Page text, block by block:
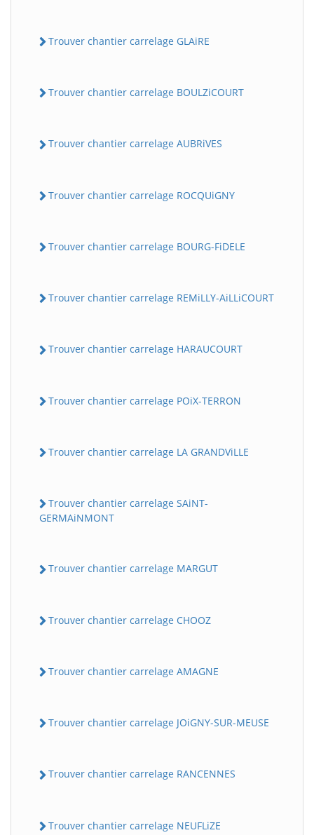
Trouver chantier carrelage GLAiRE
Trouver chantier carrelage BOULZiCOURT
Trouver chantier carrelage AUBRiVES
Trouver chantier carrelage ROCQUiGNY
Trouver chantier carrelage BOURG-FiDELE
Trouver chantier carrelage REMiLLY-AiLLiCOURT
Trouver chantier carrelage HARAUCOURT
Trouver chantier carrelage POiX-TERRON
Trouver chantier carrelage LA GRANDViLLE
Trouver chantier carrelage SAiNT-
GERMAiNMONT
Trouver chantier carrelage MARGUT
Trouver chantier carrelage CHOOZ
Trouver chantier carrelage AMAGNE
Trouver chantier carrelage JOiGNY-SUR-MEUSE
Trouver chantier carrelage RANCENNES
Trouver chantier carrelage NEUFLiZE